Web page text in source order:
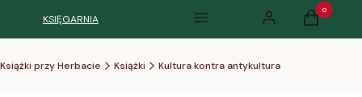
KSIĘGARNIA Menu Zaloguj się Produkty w
Koszyk
Książki przy Herbacie Książki Kultura kontra antykultura